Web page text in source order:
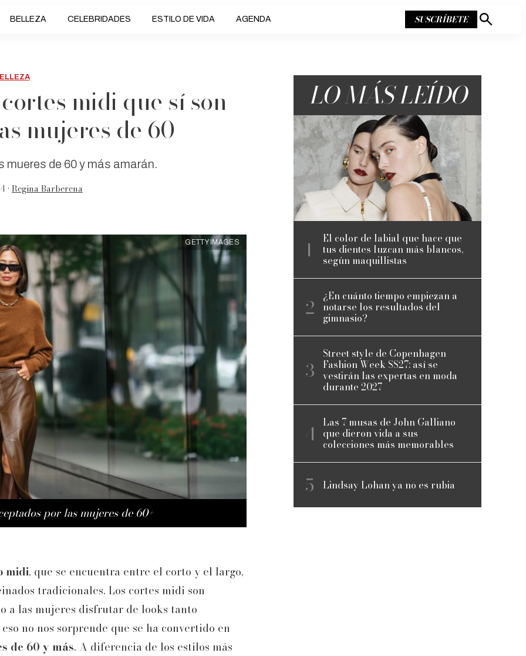
BELLEZA CELEBRIDADES ESTILO DE VIDA AGENDA SUSCRÍBETE
Mostrar
midi que sí son
mujeres de 60+
mueres de 60 y más amarán.
• Regina Barberena
por las mujeres de 60+
GETTY IMAGES
midi, que se encuentra entre el corto y el largo,
tradicionales. Los cortes midi son
a las mujeres disfrutar de looks tanto
no nos sorprende que se ha convertido en
de 60 y más. A diferencia de los estilos más
LO MÁS LEÍDO
El color de labial que hace que
tus dientes luzcan más blancos,
según maquillistas
¿En cuánto tiempo empiezan a
notarse los resultados del
gimnasio?
Street style de Copenhagen
Fashion Week SS27: así se
vestirán las expertas en moda
durante 2027
Las 7 musas de John Galliano
que dieron vida a sus
colecciones más memorables
Lindsay Lohan ya no es rubia